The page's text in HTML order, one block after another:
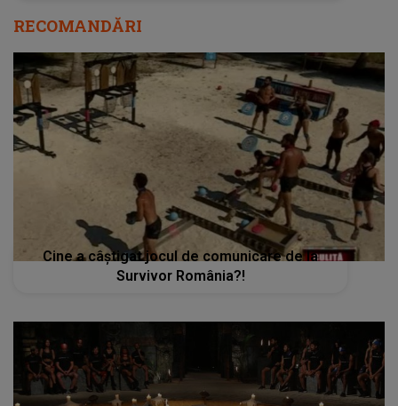
RECOMANDĂRI
Cine a câștigat jocul de comunicare de la
Survivor România?!